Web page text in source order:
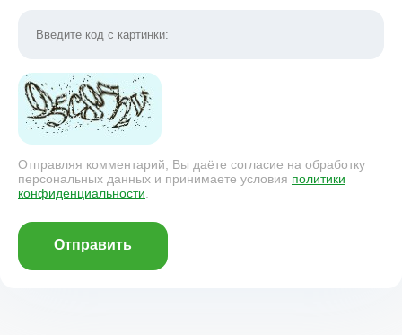
Отправляя комментарий, Вы даёте согласие на обработку
персональных данных и принимаете условия политики
конфиденциальности
Отправить